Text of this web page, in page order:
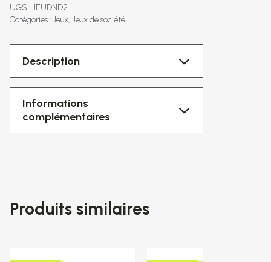
UGS : JEUDND2
Catégories :Jeux Jeux de société
Description
Informations
complémentaires
Produits similaires